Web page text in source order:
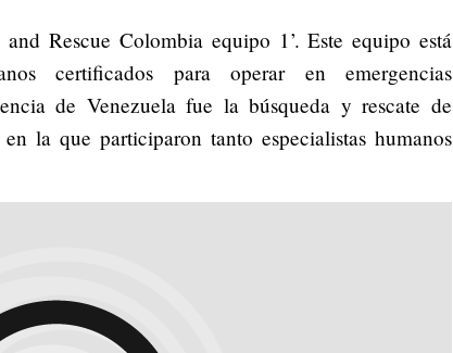
Rescue Colombia equipo 1’. Este equipo está
certificados para operar en emergencias
de Venezuela fue la búsqueda y rescate de
la que participaron tanto especialistas humanos